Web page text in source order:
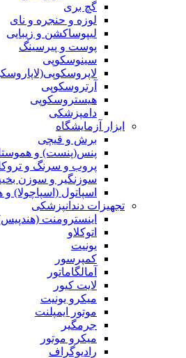
گچ بری
لوزه و حنجره و نای
لیپوساکشن و زیبایی
پوست و پیرسینگ
سینوسکوپی
آرتروسکوپی
هیستروسکوپی
دامپزشکی
ابزار آزمایشگاه
برش و قیچی
پنس(پنست) و
پروب و سرنگ و
سوزنگیر و سوزن
اسپاتول (اسپاچولا) و
تجهیزات دندانپزشکی
اینسترومنت
اتوکلاو
یونیت
کمپرسور
آمالگاماتور
لایت کیور
میکرو یونیت
موتور ایمپلنت
جرمگیر
میکرو موتور
رادیوگراف